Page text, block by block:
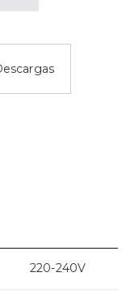
220-240V